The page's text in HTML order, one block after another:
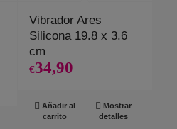
Vibrador Ares
Silicona 19.8 x 3.6
cm
€34,90
Añadir al
carrito
Mostrar
detalles